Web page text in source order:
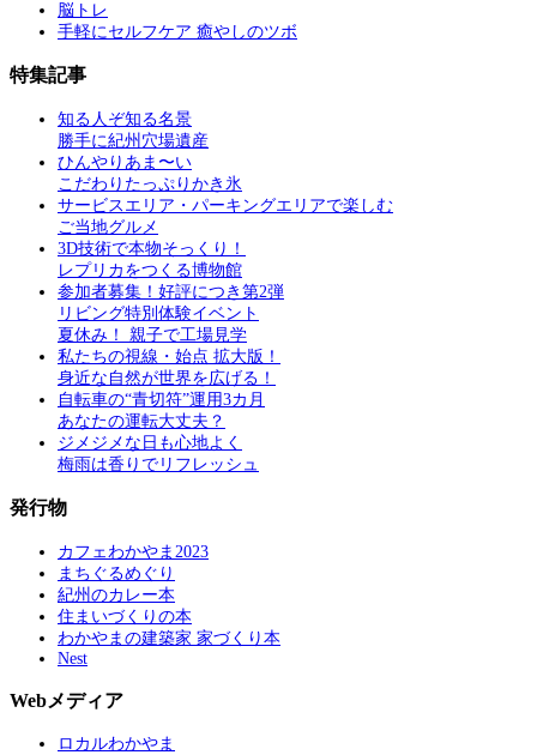
脳トレ
手軽にセルフケア 癒やしのツボ
特集記事
知る人ぞ知る名景
勝手に紀州穴場遺産
ひんやりあま〜い
こだわりたっぷりかき氷
サービスエリア・パーキングエリアで楽しむ
ご当地グルメ
3D技術で本物そっくり！
レプリカをつくる博物館
参加者募集！好評につき第2弾
リビング特別体験イベント
夏休み！ 親子で工場見学
私たちの視線・始点 拡大版！
身近な自然が世界を広げる！
自転車の“青切符”運用3カ月
あなたの運転大丈夫？
ジメジメな日も心地よく
梅雨は香りでリフレッシュ
発行物
カフェわかやま2023
まちぐるめぐり
紀州のカレー本
住まいづくりの本
わかやまの建築家 家づくり本
Nest
Webメディア
ロカルわかやま